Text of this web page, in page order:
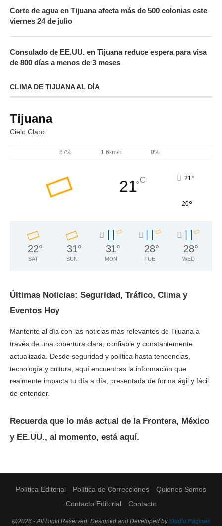
Corte de agua en Tijuana afecta más de 500 colonias este
viernes 24 de julio
Consulado de EE.UU. en Tijuana reduce espera para visa
de 800 días a menos de 3 meses
CLIMA DE TIJUANA AL DÍA
Tijuana
Cielo Claro
87% 1.6km/h 0%
21°C 21°
20°
22°
SAT
31°
SUN
31°
MON
28°
TUE
28°
WED
Últimas Noticias: Seguridad, Tráfico, Clima y
Eventos Hoy
Mantente al día con las noticias más relevantes de Tijuana a
través de una cobertura clara, confiable y constantemente
actualizada. Desde seguridad y política hasta tendencias,
tecnología y cultura, aquí encuentras la información que
realmente impacta tu día a día, presentada de forma ágil y fácil
de entender.
Recuerda que lo más actual de la Frontera, México
y EE.UU., al momento, está aquí.
Política Editorial Política de Correcciones
Quiénes Somos
Contacto Editorial
Contacto
@2026 - All Right Reserved. Designed and Developed byStudio Paginas